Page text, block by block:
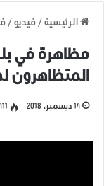
الرئيسية / فيديو /
مظاهرة في
المتظاهرون
14 ديسمبر، 2018